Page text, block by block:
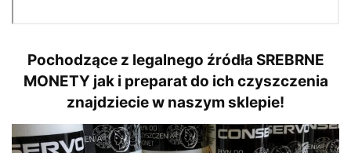
Pochodzące z legalnego źródła SREBRNE
MONETY jak i preparat do ich czyszczenia
znajdziecie w naszym sklepie!